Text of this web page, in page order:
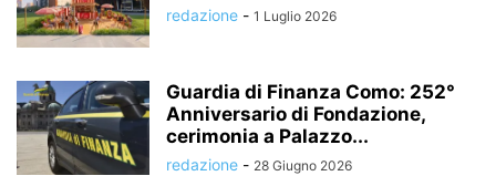
redazione - 1 Luglio 2026
Guardia di Finanza Como: 252°
Anniversario di Fondazione,
cerimonia a Palazzo...
redazione - 28 Giugno 2026